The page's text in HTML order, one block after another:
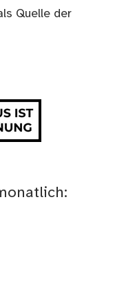
Quelle der